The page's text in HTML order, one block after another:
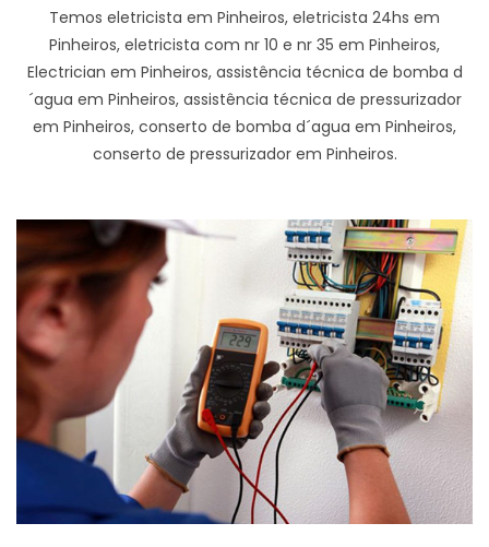
Temos eletricista em Pinheiros, eletricista 24hs em
Pinheiros, eletricista com nr 10 e nr 35 em Pinheiros,
Electrician em Pinheiros, assistência técnica de bomba d
´agua em Pinheiros, assistência técnica de pressurizador
em Pinheiros, conserto de bomba d´agua em Pinheiros,
conserto de pressurizador em Pinheiros.